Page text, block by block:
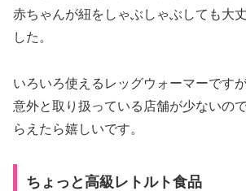
赤ちゃんが紐をしゃぶしゃぶしても大
した。
いろいろ使えるレッグウォーマーですが
意外と取り扱っている店舗が少ないの
らえたら嬉しいです。
ちょっと高級レトルト食品